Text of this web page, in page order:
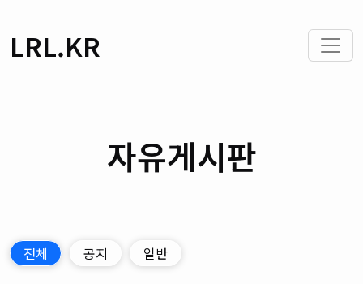
LRL.KR
자유게시판
전체 공지 일반